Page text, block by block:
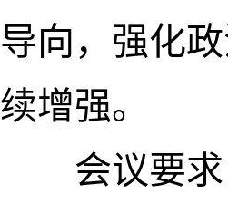
导向，强化
续增强。
会议要